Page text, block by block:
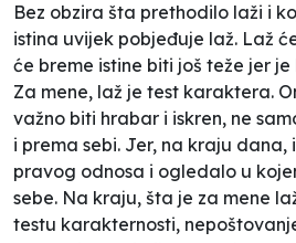
Bez obzira šta prethodilo laži i
istina uvijek pobjeđuje laž. Laž
će breme istine biti još teže jer
Za mene, laž je test karaktera.
važno biti hrabar i iskren, ne
i prema sebi. Jer, na kraju dana,
pravog odnosa i ogledalo u
sebe. Na kraju, šta je za mene
testu karakternosti,